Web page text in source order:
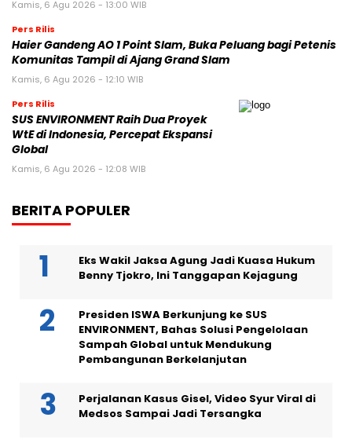
Kamis, 6 Agu 2026 - 13:00 WIB
Pers Rilis
Haier Gandeng AO 1 Point Slam, Buka Peluang bagi Petenis
Komunitas Tampil di Ajang Grand Slam
Kamis, 6 Agu 2026 - 12:10 WIB
Pers Rilis
SUS ENVIRONMENT Raih Dua Proyek
WtE di Indonesia, Percepat Ekspansi
Global
Kamis, 6 Agu 2026 - 12:08 WIB
BERITA POPULER
Eks Wakil Jaksa Agung Jadi Kuasa Hukum
Benny Tjokro, Ini Tanggapan Kejagung
Presiden ISWA Berkunjung ke SUS
ENVIRONMENT, Bahas Solusi Pengelolaan
Sampah Global untuk Mendukung
Pembangunan Berkelanjutan
Perjalanan Kasus Gisel, Video Syur Viral di
Medsos Sampai Jadi Tersangka